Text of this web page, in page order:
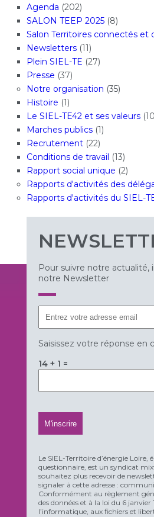
Agenda (202)
SALON TEEP 2025(8)
Salon Territoires connectés et
Newsletters(11)
Plein SIEL-TE (27)
Presse (37)
Notre organisation (35)
Histoire (1)
Le SIEL-TE42 et ses valeurs
Marches publics(1)
Recrutement(22)
Conditions de travail (13)
Rapport social unique (2)
Rapports d'activités des
Rapports d'activités du SIEL-
Pour suivre notre actualité,
notre Newsletter
Saisissez votre réponse en
14 + 1 =
Le SIEL-Territoire d’énergie Loire,
questionnaire, est un syndicat
souhaitez plus recevoir de
signaler à cette adresse :
Conformément au règlement
des données et à la loi du 6 janvier
l’informatique, aux fichiers et